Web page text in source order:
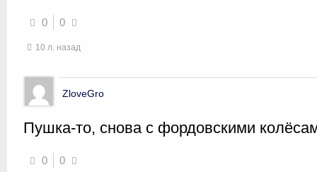
0 0
10 л. назад
ZloveGro
Пушка-то, снова с фордовскими
0 0